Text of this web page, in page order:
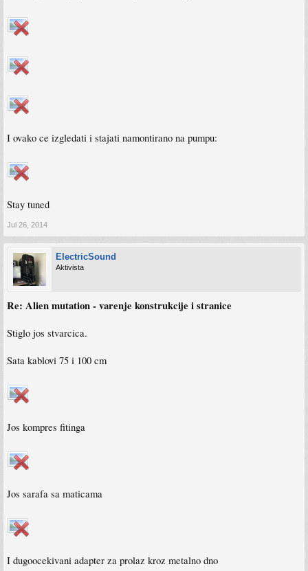
I ovako ce izgledati i stajati namontirano na pumpu:
Stay tuned
Jul 26, 2014
ElectricSound
Aktivista
Re: Alien mutation - varenje konstrukcije i stranice
Stiglo jos stvarcica.
Sata kablovi 75 i 100 cm
Jos kompres fitinga
Jos sarafa sa maticama
I dugoocekivani adapter za prolaz kroz metalno dno